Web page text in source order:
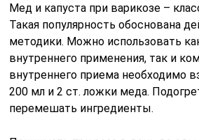
Мед и капуста при варикозе –
Такая популярность обоснована
методики. Можно использовать
внутреннего применения, так и
внутреннего приема необходимо
200 мл и 2 ст. ложки меда.
перемешать ингредиенты.